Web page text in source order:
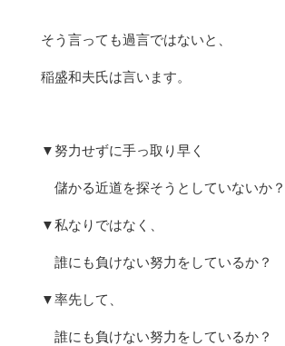
そう言っても過言ではないと、
稲盛和夫氏は言います。
▼努力せずに手っ取り早く
儲かる近道を探そうとしていないか？
▼私なりではなく、
誰にも負けない努力をしているか？
▼率先して、
誰にも負けない努力をしているか？